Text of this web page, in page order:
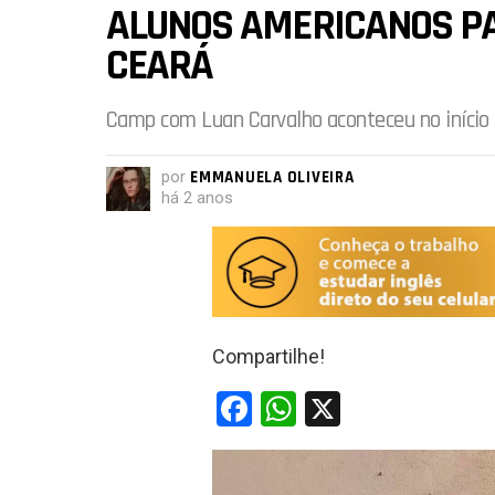
ALUNOS AMERICANOS
CEARÁ
Camp com Luan Carvalho aconteceu no
por EMMANUELA OLIVEIRA
há 2 anos
Compartilhe!
F
a
W
h